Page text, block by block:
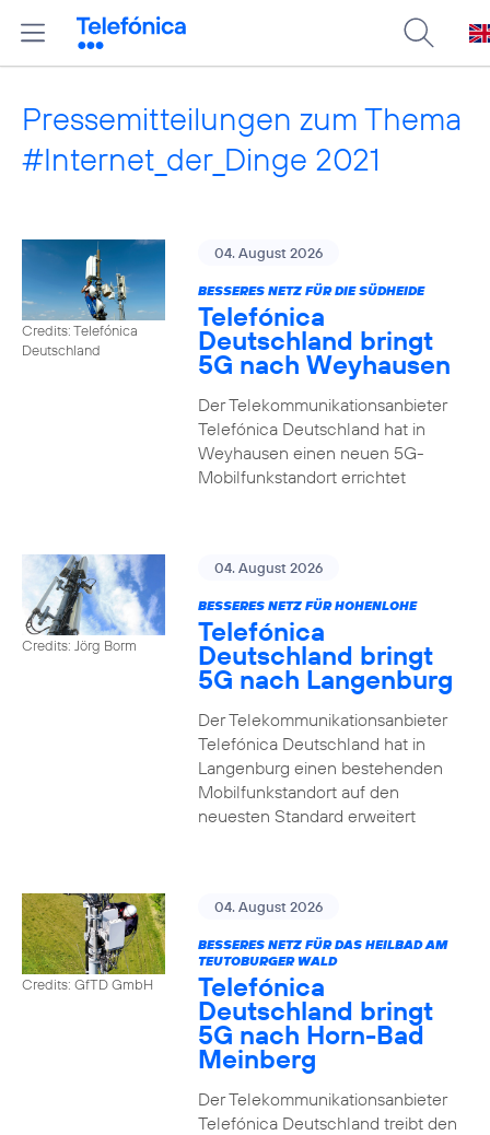
Pressemitteilungen zum Thema
#Internet_der_Dinge 2021
Credits: Telefónica
Deutschland
04. August 2026
BESSERES NETZ FÜR DIE SÜDHEIDE
Telefónica
Deutschland bringt
5G nach Weyhausen
Der Telekommunikationsanbieter
Telefónica Deutschland hat in
Weyhausen einen neuen 5G-
Mobilfunkstandort errichtet
Credits: Jörg Borm
04. August 2026
BESSERES NETZ FÜR HOHENLOHE
Telefónica
Deutschland bringt
5G nach Langenburg
Der Telekommunikationsanbieter
Telefónica Deutschland hat in
Langenburg einen bestehenden
Mobilfunkstandort auf den
neuesten Standard erweitert
Credits: GfTD GmbH
04. August 2026
BESSERES NETZ FÜR DAS HEILBAD AM
TEUTOBURGER WALD
Telefónica
Deutschland bringt
5G nach Horn-Bad
Meinberg
Der Telekommunikationsanbieter
Telefónica Deutschland treibt den